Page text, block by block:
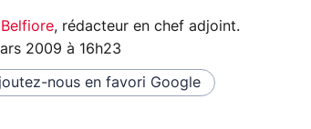
, rédacteur en chef adjoint.
2009 à 16h23
nous en favori Google